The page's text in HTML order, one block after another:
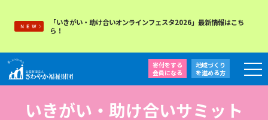
「いきがい・助け合いオンラインフェスタ2026」最新情報はこち
ら！
寄付をする
会員になる
地域づくり
を進める方
いきがい・助け合いサミット